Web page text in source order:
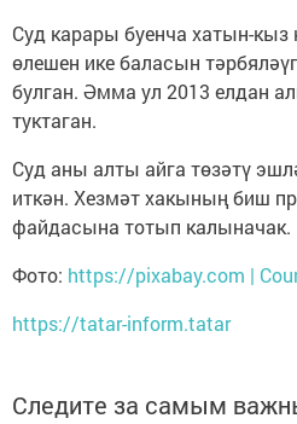
Суд карары буенча хатын-кыз
өлешен ике баласын
булган. Әмма ул 2013 елдан
туктаган.
Суд аны алты айга төзәтү
иткән. Хезмәт хакының биш
файдасына тотып калыначак.
Фото: https://pixabay.com |
https://tatar-inform.tatar
Следите за самым